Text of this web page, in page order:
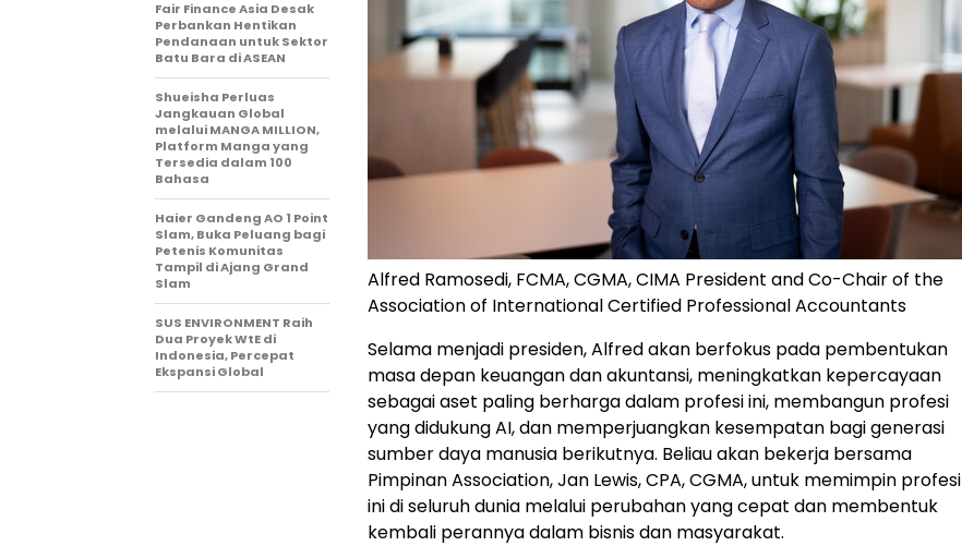
Alfred Ramosedi, FCMA, CGMA, CIMA President and Co-Chair of the
Association of International Certified Professional Accountants
Selama menjadi presiden, Alfred akan berfokus pada pembentukan
masa depan keuangan dan akuntansi, meningkatkan kepercayaan
sebagai aset paling berharga dalam profesi ini, membangun profesi
yang didukung AI, dan memperjuangkan kesempatan bagi generasi
sumber daya manusia berikutnya. Beliau akan bekerja bersama
Pimpinan Association, Jan Lewis, CPA, CGMA, untuk memimpin profesi
ini di seluruh dunia melalui perubahan yang cepat dan membentuk
kembali perannya dalam bisnis dan masyarakat.
Fair Finance Asia Desak
Perbankan Hentikan
Pendanaan untuk Sektor
Batu Bara di ASEAN
Shueisha Perluas
Jangkauan Global
melalui MANGA MILLION,
Platform Manga yang
Tersedia dalam 100
Bahasa
Haier Gandeng AO 1 Point
Slam, Buka Peluang bagi
Petenis Komunitas
Tampil di Ajang Grand
Slam
SUS ENVIRONMENT Raih
Dua Proyek WtE di
Indonesia, Percepat
Ekspansi Global